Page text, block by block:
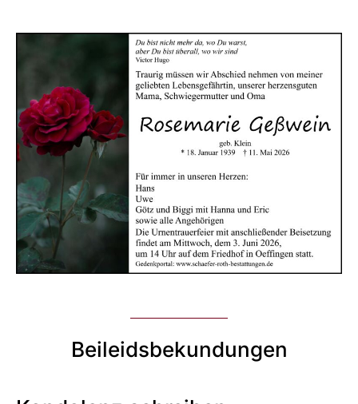
Beileidsbekundungen